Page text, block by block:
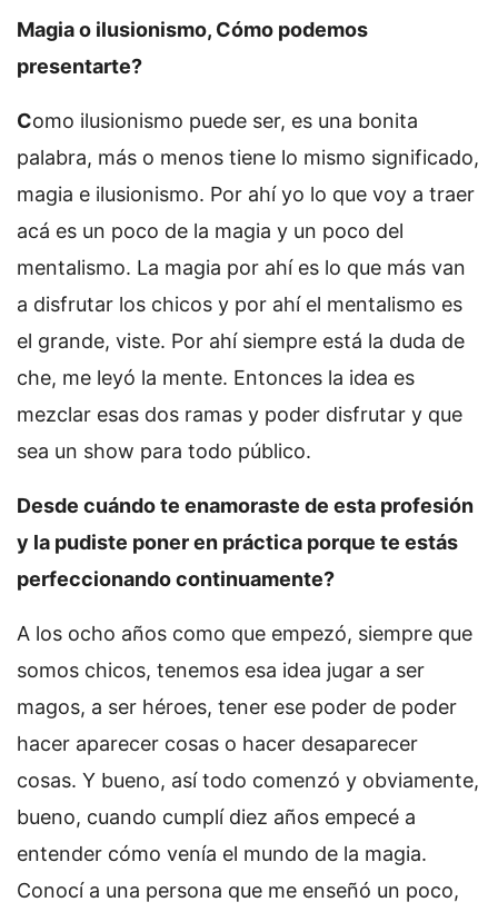
Magia o ilusionismo, Cómo podemos
presentarte?
Como ilusionismo puede ser, es una bonita
palabra, más o menos tiene lo mismo significado,
magia e ilusionismo. Por ahí yo lo que voy a traer
acá es un poco de la magia y un poco del
mentalismo. La magia por ahí es lo que más van
a disfrutar los chicos y por ahí el mentalismo es
el grande, viste. Por ahí siempre está la duda de
che, me leyó la mente. Entonces la idea es
mezclar esas dos ramas y poder disfrutar y que
sea un show para todo público.
Desde cuándo te enamoraste de esta profesión
y la pudiste poner en práctica porque te estás
perfeccionando continuamente?
A los ocho años como que empezó, siempre que
somos chicos, tenemos esa idea jugar a ser
magos, a ser héroes, tener ese poder de poder
hacer aparecer cosas o hacer desaparecer
cosas. Y bueno, así todo comenzó y obviamente,
bueno, cuando cumplí diez años empecé a
entender cómo venía el mundo de la magia.
Conocí a una persona que me enseñó un poco,